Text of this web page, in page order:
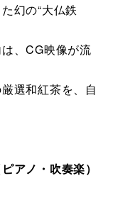
幻の“大仏鉄
、CG映像が流
選和紅茶を、自
アノ・吹奏楽）